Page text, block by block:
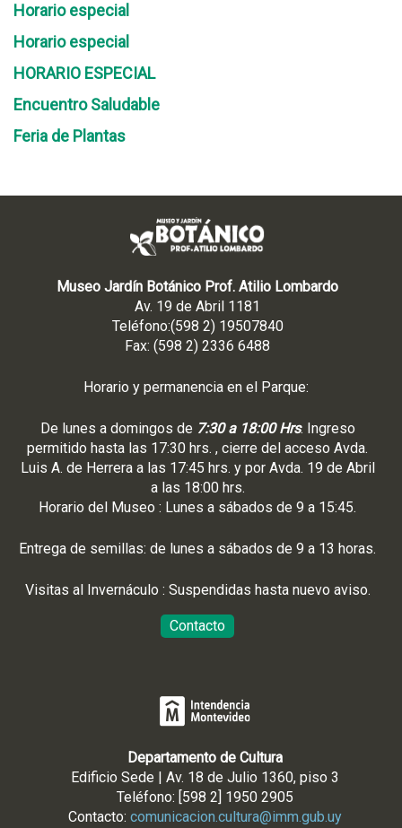
Horario especial
Horario especial
HORARIO ESPECIAL
Encuentro Saludable
Feria de Plantas
Museo Jardín Botánico Prof. Atilio Lombardo
Av. 19 de Abril 1181
Teléfono:(598 2) 19507840
Fax: (598 2) 2336 6488
Horario y permanencia en el Parque:
De lunes a domingos de 7:30 a 18:00 Hrs. Ingreso
permitido hasta las 17:30 hrs. , cierre del acceso Avda.
Luis A. de Herrera a las 17:45 hrs. y por Avda. 19 de Abril
a las 18:00 hrs.
Horario del Museo : Lunes a sábados de 9 a 15:45.
Entrega de semillas: de lunes a sábados de 9 a 13 horas.
Visitas al Invernáculo : Suspendidas hasta nuevo aviso.
Contacto
Departamento de Cultura
Edificio Sede | Av. 18 de Julio 1360, piso 3
Teléfono: [598 2] 1950 2905
Contacto: comunicacion.cultura@imm.gub.uy